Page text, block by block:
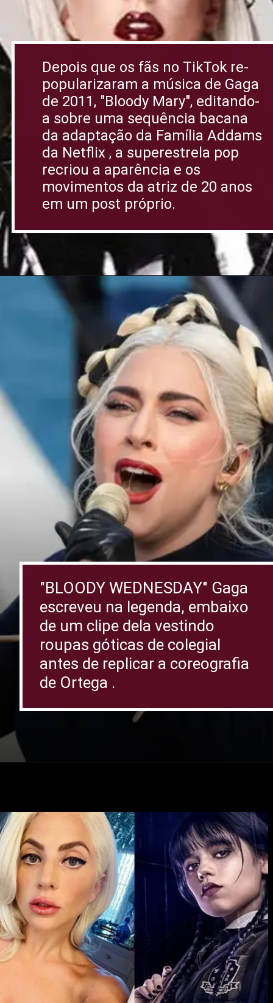
Depois que os fãs no TikTok re-
popularizaram a música de Gaga
de 2011, "Bloody Mary", editando-
a sobre uma sequência bacana
da adaptação da Família Addams
da Netflix , a superestrela pop
recriou a aparência e os
movimentos da atriz de 20 anos
em um post próprio.
"BLOODY WEDNESDAY" Gaga
escreveu na legenda, embaixo
de um clipe dela vestindo
roupas góticas de colegial
antes de replicar a coreografia
de Ortega .